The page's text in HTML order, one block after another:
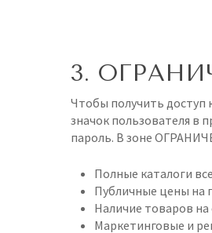
3.
Чтобы получить доступ
значок пользователя в
пароль. В зоне
Полные каталоги
Публичные цены на
Наличие товаров на
Маркетинговые и